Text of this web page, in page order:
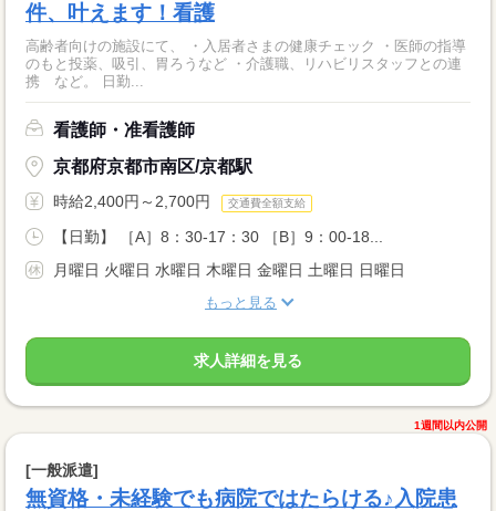
件、叶えます！看護
高齢者向けの施設にて、 ・入居者さまの健康チェック ・医師の指導
のもと投薬、吸引、胃ろうなど ・介護職、リハビリスタッフとの連
携 など。 日勤...
看護師・准看護師
京都府京都市南区/京都駅
時給2,400円～2,700円 交通費全額支給
【日勤】 ［A］8：30-17：30 ［B］9：00-18...
月曜日 火曜日 水曜日 木曜日 金曜日 土曜日 日曜日
もっと見る
求人詳細を見る
1週間以内公開
[一般派遣]
無資格・未経験でも病院ではたらける♪入院患